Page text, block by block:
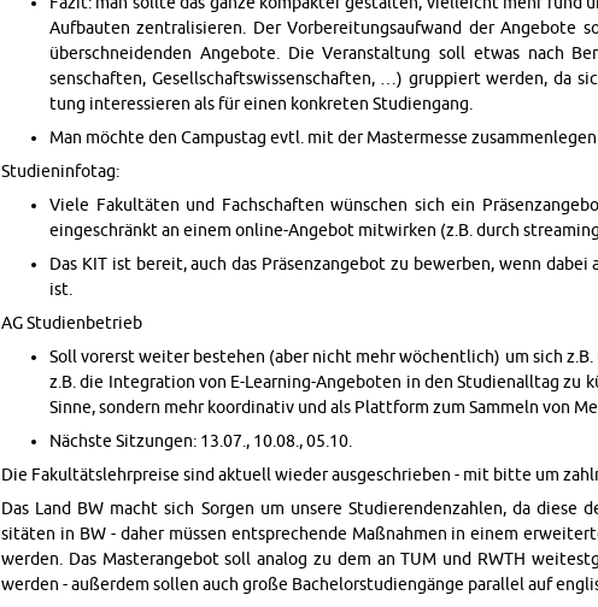
Auf­bauten zen­tral­isieren. Der Vor­bere­itungsaufwand der Ange­bote
überschnei­den­den Ange­bote. Die Ve­r­anstal­tung soll etwas nach
senschaften, Gesellschaftswis­senschaften, …) grup­piert wer­den, da
tung in­ter­essieren als für einen konkreten Stu­di­en­gang.
Man möchte den Cam­pustag evtl. mit der Mas­ter­messe
Stu­di­en­in­fo­tag:
Viele Fakultäten und Fach­schaften wünschen sich ein
eingeschränkt an einem on­line-Ange­bot mitwirken (z.B. durch
Das KIT ist bereit, auch das Präsen­zange­bot zu be­wer­ben, wenn
ist.
AG Stu­di­en­be­trieb
Soll vor­erst weiter beste­hen (aber nicht mehr wöchentlich) um sich z.B.
z.B. die In­te­gra­tion von E-Learn­ing-Ange­boten in den Stu­di­en­all­tag zu
Sinne, son­dern mehr ko­or­di­na­tiv und als Plat­tform zum Sam­meln von
Nächste Sitzun­gen: 13.07., 10.08., 05.10.
Die Fakultätslehrpreise sind ak­tuell wieder aus­geschrieben - mit bitte um
Das Land BW macht sich Sor­gen um un­sere Studieren­den­zahlen, da
sitäten in BW - daher müssen entsprechende Maßnah­men in einem
wer­den. Das Mas­terange­bot soll ana­log zu dem an TUM und RWTH
wer­den - außerdem sollen auch große Bach­e­lorstu­di­engänge par­al­lel auf